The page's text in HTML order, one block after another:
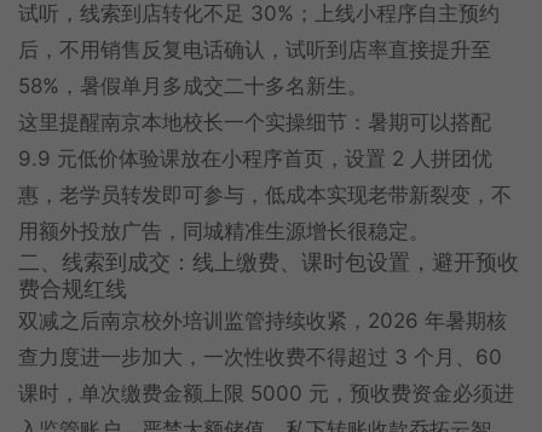
试听，线索到店转化不足 30%；上线小程序自主预约
后，不用销售反复电话确认，试听到店率直接提升至
58%，暑假单月多成交二十多名新生。
这里提醒南京本地校长一个实操细节：暑期可以搭配
9.9 元低价体验课放在小程序首页，设置 2 人拼团优
惠，老学员转发即可参与，低成本实现老带新裂变，不
用额外投放广告，同城精准生源增长很稳定。
二、线索到成交：线上缴费、课时包设置，避开预收
费合规红线
双减之后南京校外培训监管持续收紧，2026 年暑期核
查力度进一步加大，一次性收费不得超过 3 个月、60
课时，单次缴费金额上限 5000 元，预收费资金必须进